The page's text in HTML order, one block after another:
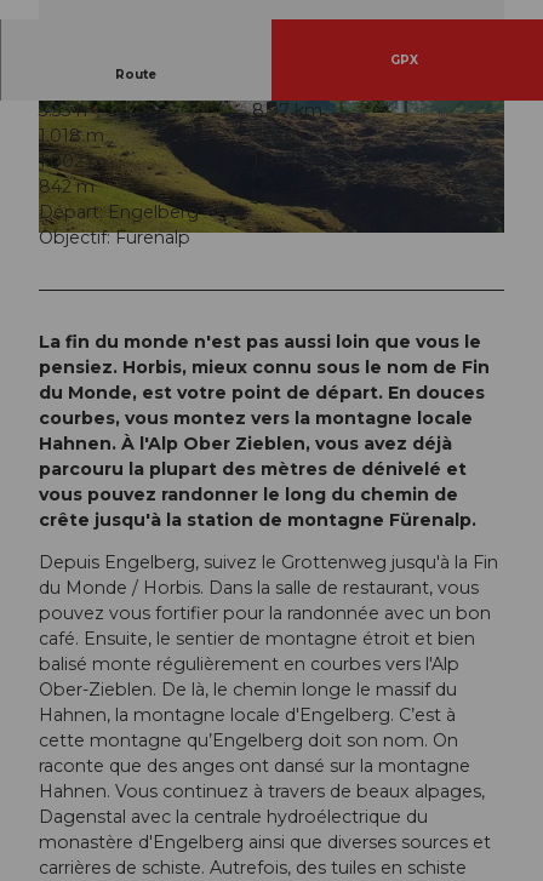
© Engelberg - Titlis Tourismus, Engelberg-Titlis Tourismus
© Engelberg - Titlis Tourismus, Engelberg-Titlis
Tourismus
© Engelberg - Titlis Tourismus, Engelberg-Titlis
Tourismus
Route
GPX
3:33 h
8,97 km
1.018 m
176 m
1.002 m
1.844 m
842 m
Départ: Engelberg
Objectif: Fürenalp
La fin du monde n'est pas aussi loin que vous le
pensiez. Horbis, mieux connu sous le nom de Fin
du Monde, est votre point de départ. En douces
courbes, vous montez vers la montagne locale
Hahnen. À l'Alp Ober Zieblen, vous avez déjà
parcouru la plupart des mètres de dénivelé et
vous pouvez randonner le long du chemin de
crête jusqu'à la station de montagne Fürenalp.
Depuis Engelberg, suivez le Grottenweg jusqu'à la Fin
du Monde / Horbis. Dans la salle de restaurant, vous
pouvez vous fortifier pour la randonnée avec un bon
café. Ensuite, le sentier de montagne étroit et bien
balisé monte régulièrement en courbes vers l'Alp
Ober-Zieblen. De là, le chemin longe le massif du
Hahnen, la montagne locale d'Engelberg. C’est à
cette montagne qu’Engelberg doit son nom. On
raconte que des anges ont dansé sur la montagne
Hahnen. Vous continuez à travers de beaux alpages,
Dagenstal avec la centrale hydroélectrique du
monastère d'Engelberg ainsi que diverses sources et
carrières de schiste. Autrefois, des tuiles en schiste